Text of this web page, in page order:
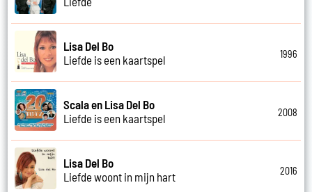
Lisa Del Bo
Liefde is een kaartspel
1996
Scala en Lisa Del Bo
Liefde is een kaartspel
2008
Lisa Del Bo
Liefde woont in mijn hart
2016